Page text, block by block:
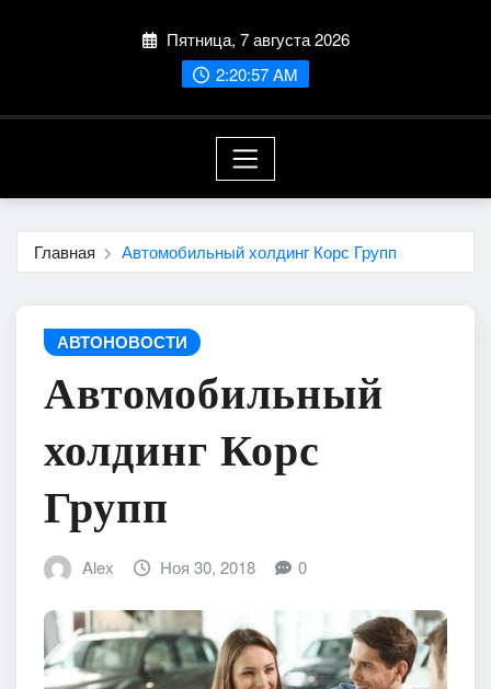
Пятница, 7 августа 2026
2:20:58 AM
Главная Автомобильный холдинг Корс Групп
АВТОНОВОСТИ
Автомобильный
холдинг Корс
Групп
Alex Ноя 30, 2018 0